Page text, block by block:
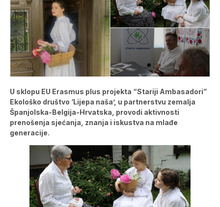
U sklopu EU Erasmus plus projekta “Stariji Ambasadori”
Ekološko društvo ‘Lijepa naša’, u partnerstvu zemalja
Španjolska-Belgija-Hrvatska, provodi aktivnosti
prenošenja sjećanja, znanja i iskustva na mlađe
generacije.